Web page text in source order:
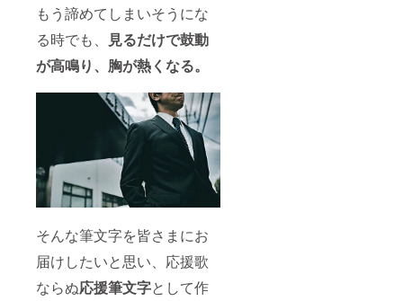
もう諦めてしまいそうにな
る時でも、
見るだけで鼓動
が高鳴り、胸が熱くなる。
そんな筆文字を皆さまにお
届けしたいと思い、応援歌
ならぬ応援筆文字として作